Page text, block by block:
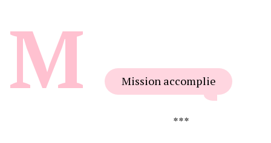
Mission accomplie
																	***